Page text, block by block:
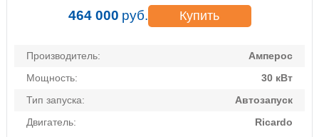
464 000 руб. Купить
Производитель:
Амперос
Мощность:
30 кВт
Тип запуска:
Автозапуск
Двигатель:
Ricardo